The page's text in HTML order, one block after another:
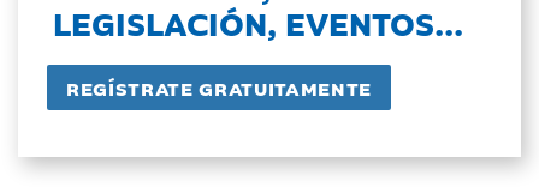
LEGISLACIÓN, EVENTOS...